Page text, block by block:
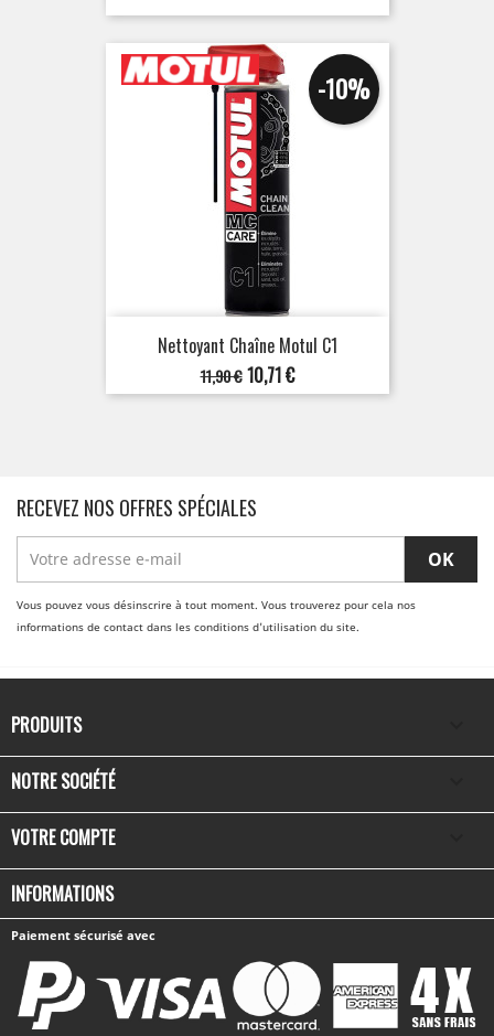
Nettoyant Chaîne Motul C1
Prix
de
11,90 €
-10%
Prix
10,71 €
RECEVEZ NOS OFFRES SPÉCIALES
Vous pouvez vous désinscrire à tout moment. Vous trouverez pour cela nos
informations de contact dans les conditions d'utilisation du site.
PRODUITS
NOTRE SOCIÉTÉ
VOTRE COMPTE
INFORMATIONS
Paiement sécurisé avec